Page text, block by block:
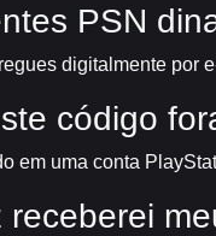
PSN
digitalmente por
código
em uma conta